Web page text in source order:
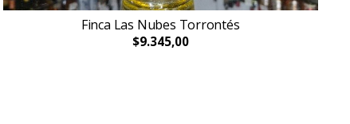
Finca Las Nubes Torrontés
$9.345,00